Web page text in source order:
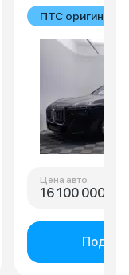
ПТС оригинал
Цена авто
16 100 000 ₽